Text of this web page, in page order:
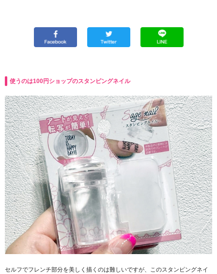
使うのは100円ショップのスタンピングネイル
セルフでフレンチ部分を美しく描くのは難しいですが、このスタンピングネイ